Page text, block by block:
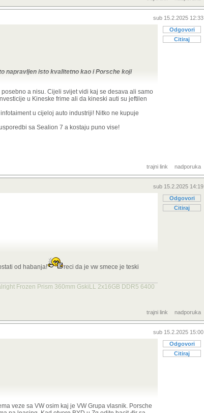
sub 15.2.2025 12:33
Odgovori
Citiraj
napravljen isto kvalitetno kao i Porsche koji
a nisu. Cijeli svijet vidi kaj se desava ali samo
u Kineske frime ali da kineski auti su jeftilen
u cijeloj auto industriji! Nitko ne kupuje
sa Sealion 7 a kostaju puno vise!
trajni link nadporuka
sub 15.2.2025 14:19
Odgovori
Citiraj
je auto napravljen isto kvalitetno kao i
nekaj posebno a nisu. Cijeli svijet vidi kaj se desava
te rekordne investicije u Kineske frime ali da
Temu.
infotaiment u cijeloj auto industriji! Nitko ne
za napisati.
od habanja!
reci da je vw smece je teski
Frozen Prism 360mm GskiLL 2x16GB DDR5 6400
trajni link nadporuka
sub 15.2.2025 15:00
Odgovori
Citiraj
veze sa VW osim kaj je VW Grupa vlasnik. Porsche